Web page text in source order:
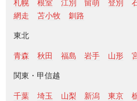
札幌
根室 江別 留萌 登別
網走
苫小牧 釧路
東北
青森 秋田 福島 岩手 山形
関東・甲信越
千葉 埼玉 山梨 新潟 東京